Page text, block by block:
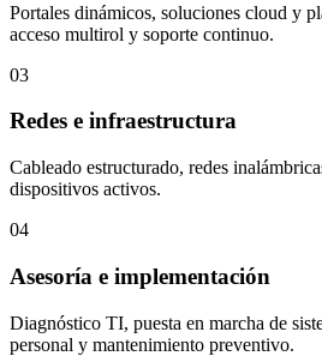
Portales dinámicos, soluciones cloud y
acceso multirol y soporte continuo.
03
Redes e infraestructura
Cableado estructurado, redes
dispositivos activos.
04
Asesoría e implementación
Diagnóstico TI, puesta en marcha de
personal y mantenimiento preventivo.